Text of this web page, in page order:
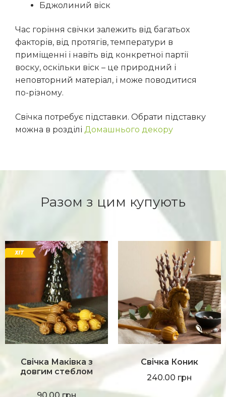
Бджолиний віск
Час горіння свічки залежить від багатьох
факторів, від протягів, температури в
приміщенні і навіть від конкретної партії
воску, оскільки віск – це природний і
неповторний матеріал, і може поводитися
по-різному.
Свічка потребує підставки. Обрати підставку
можна в розділі Домашнього декору
Разом з цим купують
Свічка Маківка з
довгим стеблом
Свічка Коник
240.00 грн